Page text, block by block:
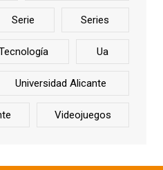
Serie Series
Ua
Universidad Alicante
Videojuegos